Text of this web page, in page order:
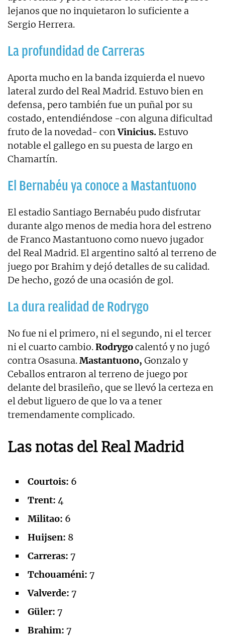
lejanos que no inquietaron lo suficiente a
Sergio Herrera.
La profundidad de Carreras
Aporta mucho en la banda izquierda el nuevo
lateral zurdo del Real Madrid. Estuvo bien en
defensa, pero también fue un puñal por su
costado, entendiéndose -con alguna dificultad
fruto de la novedad- conVinicius. Estuvo
notable el gallego en su puesta de largo en
Chamartín.
El Bernabéu ya conoce a Mastantuono
El estadio Santiago Bernabéu pudo disfrutar
durante algo menos de media hora del estreno
de Franco Mastantuono como nuevo jugador
del Real Madrid. El argentino saltó al terreno de
juego por Brahim y dejó detalles de su calidad.
De hecho, gozó de una ocasión de gol.
La dura realidad de Rodrygo
No fue ni el primero, ni el segundo, ni el tercer
ni el cuarto cambio.Rodrygocalentó y no jugó
contra Osasuna.Mastantuono, Gonzalo y
Ceballos entraron al terreno de juego por
delante del brasileño, que se llevó la certeza en
el debut liguero de que lo va a tener
tremendamente complicado.
Las notas del Real Madrid
Courtois: 6
Trent: 4
Militao: 6
Huijsen: 8
Carreras: 7
Tchouaméni: 7
Valverde: 7
Güler: 7
Brahim: 7